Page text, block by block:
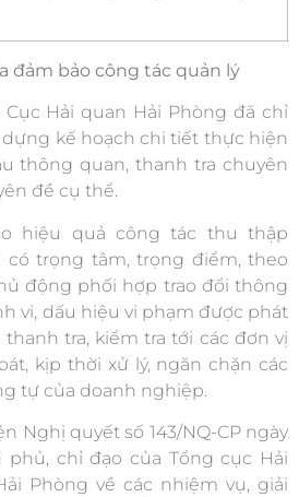
đảm bảo công tác quản lý
Cục Hải quan Hải Phòng đã chỉ
kế hoạch chi tiết thực hiện
thông quan, thanh tra chuyên
đề cụ thể.
hiệu quả công tác thu thập
trọng tâm, trọng điểm, theo
động phối hợp trao đổi thông
vi, dấu hiệu vi phạm được phát
tra, kiểm tra tới các đơn vị
kịp thời xử lý, ngăn chặn các
tự của doanh nghiệp.
Nghị quyết số 143/NQ-CP ngày
phủ, chỉ đạo của Tổng cục Hải
Phòng về các nhiệm vụ, giải